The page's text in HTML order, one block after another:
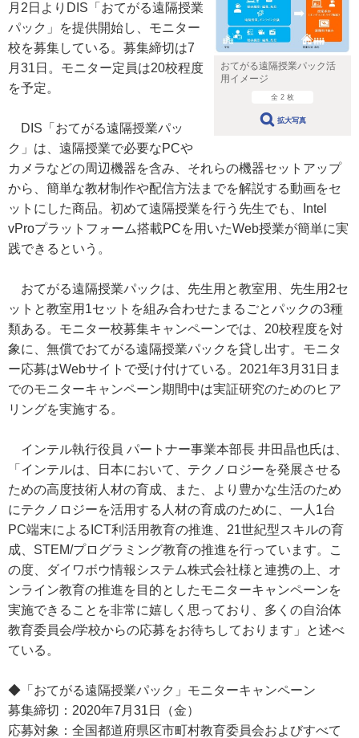
おてがる遠隔授業パック活
用イメージ
全 2 枚
拡大写真
月2日よりDIS「おてがる遠隔授業
パック」を提供開始し、モニター
校を募集している。募集締切は7
月31日。モニター定員は20校程度
を予定。
DIS「おてがる遠隔授業パッ
ク」は、遠隔授業で必要なPCや
カメラなどの周辺機器を含み、それらの機器セットアップ
から、簡単な教材制作や配信方法までを解説する動画をセ
ットにした商品。初めて遠隔授業を行う先生でも、Intel
vProプラットフォーム搭載PCを用いたWeb授業が簡単に実
践できるという。
おてがる遠隔授業パックは、先生用と教室用、先生用2セ
ットと教室用1セットを組み合わせたまるごとパックの3種
類ある。モニター校募集キャンペーンでは、20校程度を対
象に、無償でおてがる遠隔授業パックを貸し出す。モニタ
ー応募はWebサイトで受け付けている。2021年3月31日ま
でのモニターキャンペーン期間中は実証研究のためのヒア
リングを実施する。
インテル執行役員 パートナー事業本部長 井田晶也氏は、
「インテルは、日本において、テクノロジーを発展させる
ための高度技術人材の育成、また、より豊かな生活のため
にテクノロジーを活用する人材の育成のために、一人1台
PC端末によるICT利活用教育の推進、21世紀型スキルの育
成、STEM/プログラミング教育の推進を行っています。こ
の度、ダイワボウ情報システム株式会社様と連携の上、オ
ンライン教育の推進を目的としたモニターキャンペーンを
実施できることを非常に嬉しく思っており、多くの自治体
教育委員会/学校からの応募をお待ちしております」と述べ
ている。
◆「おてがる遠隔授業パック」モニターキャンペーン
募集締切：2020年7月31日（金）
応募対象：全国都道府県区市町村教育委員会およびすべて